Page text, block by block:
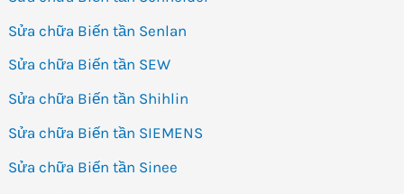
Sửa chữa Biến tần Senlan
Sửa chữa Biến tần SEW
Sửa chữa Biến tần Shihlin
Sửa chữa Biến tần SIEMENS
Sửa chữa Biến tần Sinee